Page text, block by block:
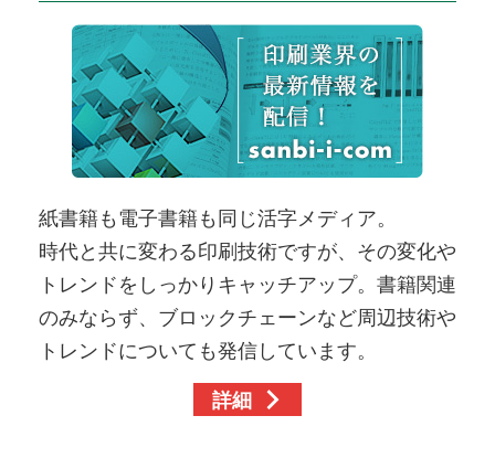
紙書籍も電子書籍も同じ活字メディア。
時代と共に変わる印刷技術ですが、その変化や
トレンドをしっかりキャッチアップ。書籍関連
のみならず、ブロックチェーンなど周辺技術や
トレンドについても発信しています。
詳細